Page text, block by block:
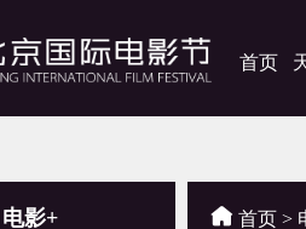
首页
电影+ 首页 >